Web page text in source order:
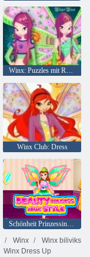
Winx: Puzzles mit Roxy
Winx Club: Dress
Schönheit Prinzessin Winx Art
Winx
Winx biliviks
Winx Dress Up